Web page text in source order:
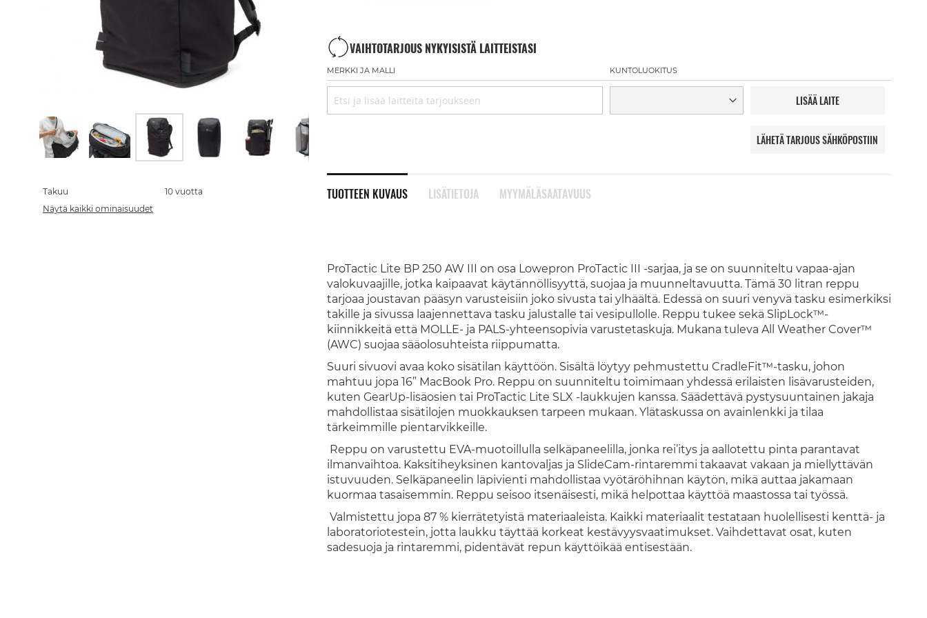
VAIHTOTARJOUS NYKYISISTÄ LAITTEISTASI
MERKKI JA MALLI KUNTOLUOKITUS
LISÄÄ LAITE
LÄHETÄ TARJOUS SÄHKÖPOSTIIN
TUOTTEEN KUVAUS
ProTactic Lite BP 250 AW III on osa Lowepron ProTactic III -sarjaa, ja se on suunniteltu vapaa-ajan
valokuvaajille, jotka kaipaavat käytännöllisyyttä, suojaa ja muunneltavuutta. Tämä 30 litran reppu
tarjoaa joustavan pääsyn varusteisiin joko sivusta tai ylhäältä. Edessä on suuri venyvä tasku esimerkiksi
takille ja sivussa laajennettava tasku jalustalle tai vesipullolle. Reppu tukee sekä SlipLock™-
kiinnikkeitä että MOLLE- ja PALS-yhteensopivia varustetaskuja. Mukana tuleva All Weather Cover™
(AWC) suojaa sääolosuhteista riippumatta.
Suuri sivuovi avaa koko sisätilan käyttöön. Sisältä löytyy pehmustettu CradleFit™-tasku, johon
mahtuu jopa 16” MacBook Pro. Reppu on suunniteltu toimimaan yhdessä erilaisten lisävarusteiden,
kuten GearUp-lisäosien tai ProTactic Lite SLX -laukkujen kanssa. Säädettävä pystysuuntainen jakaja
mahdollistaa sisätilojen muokkauksen tarpeen mukaan. Ylätaskussa on avainlenkki ja tilaa
tärkeimmille pientarvikkeille.
Reppu on varustettu EVA-muotoillulla selkäpaneelilla, jonka rei’itys ja aallotettu pinta parantavat
ilmanvaihtoa. Kaksitiheyksinen kantovaljas ja SlideCam-rintaremmi takaavat vakaan ja miellyttävän
istuvuuden. Selkäpaneelin läpivienti mahdollistaa vyötäröhihnan käytön, mikä auttaa jakamaan
kuormaa tasaisemmin. Reppu seisoo itsenäisesti, mikä helpottaa käyttöä maastossa tai työssä.
Valmistettu jopa 87 % kierrätetyistä materiaaleista. Kaikki materiaalit testataan huolellisesti kenttä- ja
laboratoriotestein, jotta laukku täyttää korkeat kestävyysvaatimukset. Vaihdettavat osat, kuten
sadesuoja ja rintaremmi, pidentävät repun käyttöikää entisestään.
LISÄTIETOJA MYYMÄLÄSAATAVUUS
the
beginning
of
Takuu
10 vuotta
Näytä kaikki ominaisuudet